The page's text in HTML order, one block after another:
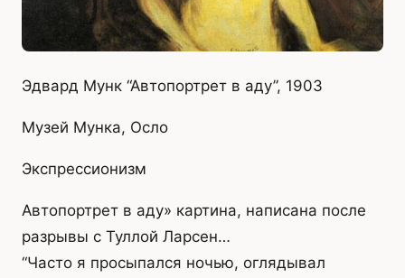
Эдвард Мунк “Автопортрет в аду”, 1903
Музей Мунка, Осло
Экспрессионизм
Автопортрет в аду» картина, написана после
разрывы с Туллой Ларсен…
“Часто я просыпался ночью, оглядывал